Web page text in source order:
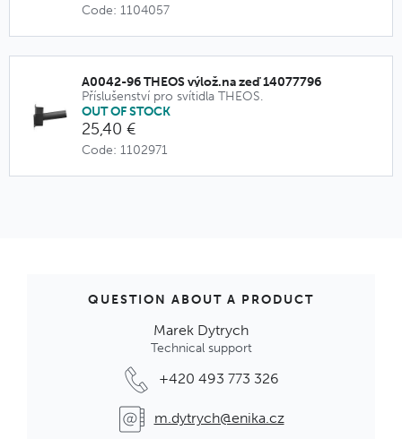
Code: 1104057
A0042-96 THEOS výlož.na zeď 14077796
Příslušenství pro svítidla THEOS.
OUT OF STOCK
25,40 €
Code: 1102971
QUESTION ABOUT A PRODUCT
Marek Dytrych
Technical support
+420 493 773 326
m.dytrych@enika.cz